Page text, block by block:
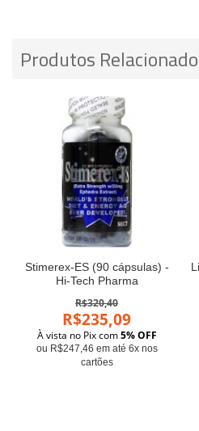
Produtos
Stimerex-ES (90 cápsulas) -
Hi-Tech Pharma
R$320,40
R$235,09
À vista no Pix com5% OFF
ou R$247,46 em até 6x nos
cartões